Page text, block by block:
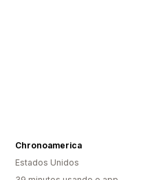
Chronoamerica
Estados Unidos